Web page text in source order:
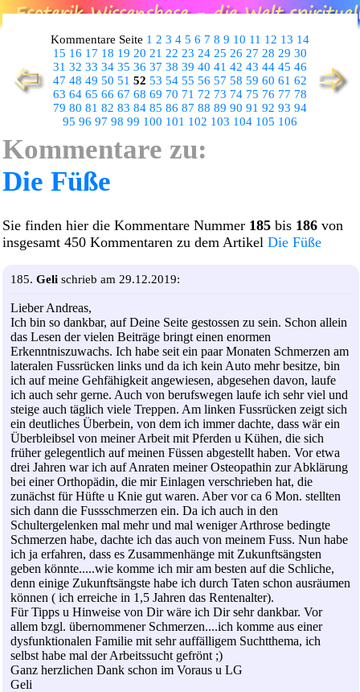
Kommentare Seite 1 2 3 4 5 6 7 8 9 10 11 12 13 14
15 16 17 18 19 20 21 22 23 24 25 26 27 28 29 30
31 32 33 34 35 36 37 38 39 40 41 42 43 44 45 46
47 48 49 50 51 52 53 54 55 56 57 58 59 60 61 62
63 64 65 66 67 68 69 70 71 72 73 74 75 76 77 78
79 80 81 82 83 84 85 86 87 88 89 90 91 92 93 94
95 96 97 98 99 100 101 102 103 104 105 106
Kommentare zu:
Die Füße
Sie finden hier die Kommentare Nummer 185 bis 186 von
insgesamt 450 Kommentaren zu dem Artikel Die Füße
185. Geli schrieb am 29.12.2019:
Lieber Andreas,
Ich bin so dankbar, auf Deine Seite gestossen zu sein. Schon allein
das Lesen der vielen Beiträge bringt einen enormen
Erkenntniszuwachs. Ich habe seit ein paar Monaten Schmerzen am
lateralen Fussrücken links und da ich kein Auto mehr besitze, bin
ich auf meine Gehfähigkeit angewiesen, abgesehen davon, laufe
ich auch sehr gerne. Auch von berufswegen laufe ich sehr viel und
steige auch täglich viele Treppen. Am linken Fussrücken zeigt sich
ein deutliches Überbein, von dem ich immer dachte, dass wär ein
Überbleibsel von meiner Arbeit mit Pferden u Kühen, die sich
früher gelegentlich auf meinen Füssen abgestellt haben. Vor etwa
drei Jahren war ich auf Anraten meiner Osteopathin zur Abklärung
bei einer Orthopädin, die mir Einlagen verschrieben hat, die
zunächst für Hüfte u Knie gut waren. Aber vor ca 6 Mon. stellten
sich dann die Fussschmerzen ein. Da ich auch in den
Schultergelenken mal mehr und mal weniger Arthrose bedingte
Schmerzen habe, dachte ich das auch von meinem Fuss. Nun habe
ich ja erfahren, dass es Zusammenhänge mit Zukunftsängsten
geben könnte.....wie komme ich mir am besten auf die Schliche,
denn einige Zukunftsängste habe ich durch Taten schon ausräumen
können ( ich erreiche in 1,5 Jahren das Rentenalter).
Für Tipps u Hinweise von Dir wäre ich Dir sehr dankbar. Vor
allem bzgl. übernommener Schmerzen....ich komme aus einer
dysfunktionalen Familie mit sehr auffälligem Suchtthema, ich
selbst habe mal der Arbeitssucht gefrönt ;)
Ganz herzlichen Dank schon im Voraus u LG
Geli